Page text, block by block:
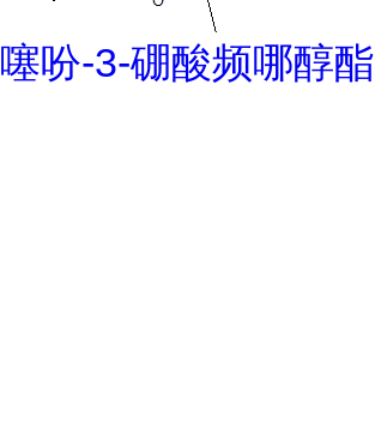
噻吩-3-硼酸频哪醇酯